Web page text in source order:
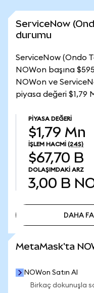
ServiceNow
durumu
ServiceNow (Ondo
NOWon başına
NOWon ve
piyasa değeri $1,79
PIYASA DEĞERI
$1,79 Mn
İŞLEM HACMI (24S)
$67,70 B
DOLAŞIMDAKI ARZ
3,00 B
DAHA
MetaMask'ta
NOWon Satın Al
Birkaç dokunuşla